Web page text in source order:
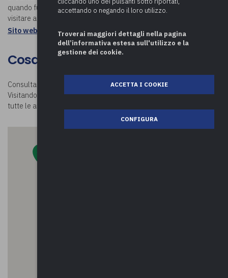
quando fu soppresso dalle leggi napoleoniche. Scopri cosa
visitare a Senna Comasco.
Sito web istituzionale: Comune di Senna Comasco
Cosa visitare a Senna Comasco
Consulta la mappa e scopri
cosa visitare a Senna Comasco.
Visitando la nostra paginaLuoghi in Comunepotrai conoscere
tutte le attività da fare nei comuni della provincia di Como e oltre!
accettando o negando il loro utilizzo.
Troverai maggiori dettagli nella pagina
dell’informativa estesa sull'utilizzo e la
gestione dei cookie.
ACCETTA I COOKIE
CONFIGURA